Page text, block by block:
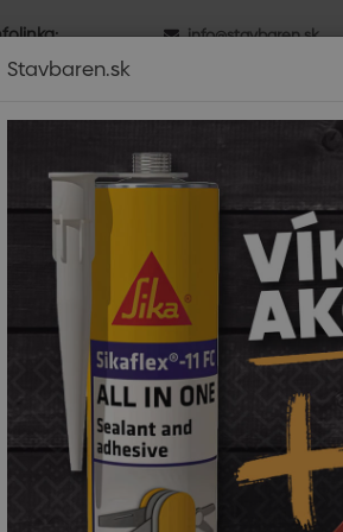
Pri nákupe tovaru nad
Po.-Pia.: 8.00 - 16.00
info@stavbaren.sk
Domov Dom a záhrada Dom
Hák jednoduchý
Stavbaren.sk